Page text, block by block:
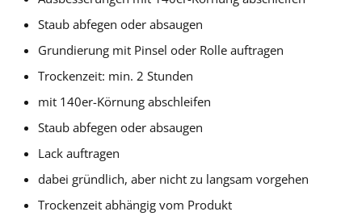
Staub abfegen oder absaugen
Grundierung mit Pinsel oder Rolle auftragen
Trockenzeit: min. 2 Stunden
mit 140er-Körnung abschleifen
Staub abfegen oder absaugen
Lack auftragen
dabei gründlich, aber nicht zu langsam vorgehen
Trockenzeit abhängig vom Produkt